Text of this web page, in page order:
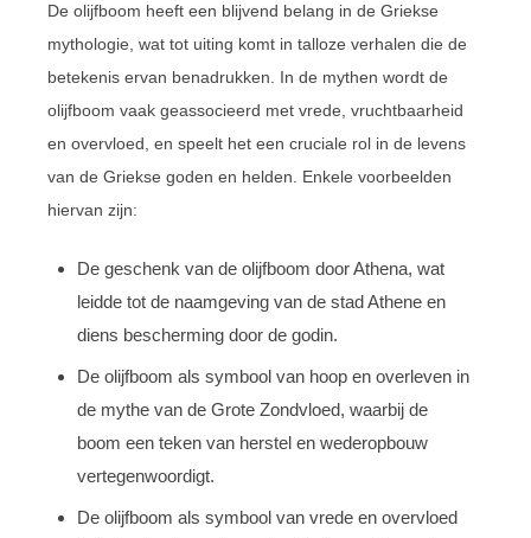
De olijfboom heeft een blijvend belang in de Griekse
mythologie, wat tot uiting komt in talloze verhalen die de
betekenis ervan benadrukken. In de mythen wordt de
olijfboom vaak geassocieerd met vrede, vruchtbaarheid
en overvloed, en speelt het een cruciale rol in de levens
van de Griekse goden en helden. Enkele voorbeelden
hiervan zijn:
De geschenk van de olijfboom door Athena, wat
leidde tot de naamgeving van de stad Athene en
diens bescherming door de godin.
De olijfboom als symbool van hoop en overleven in
de mythe van de Grote Zondvloed, waarbij de
boom een teken van herstel en wederopbouw
vertegenwoordigt.
De olijfboom als symbool van vrede en overvloed